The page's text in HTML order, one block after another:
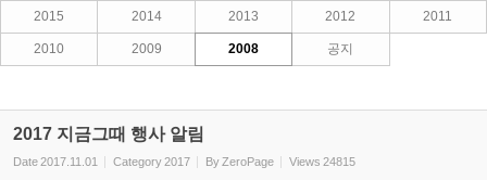
2015 2014 2013 2012 2011
2010 2009 2008 공지
2017 지금그때 행사 알림
Date2017.11.01 Category2017 By ZeroPage Views 24815